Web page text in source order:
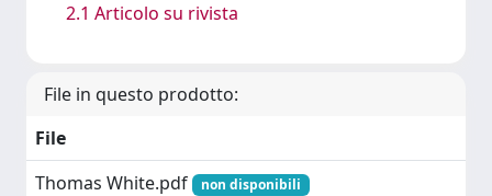
2.1 Articolo su rivista
File in questo prodotto:
File
Thomas White.pdf
non disponibili